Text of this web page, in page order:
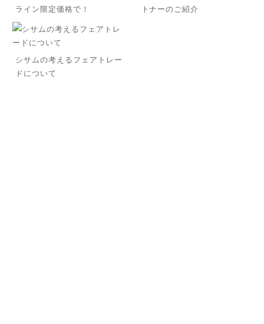
ライン限定価格で！
トナーのご紹介
シサムの考えるフェアトレー
ドについて